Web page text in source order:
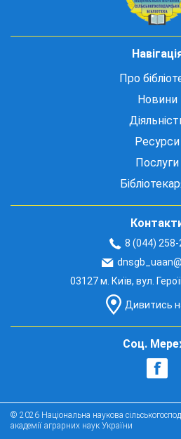
Про
Новини
Ресурси
Послуги
8 (044)
03127 м. Київ, вул.
Дивитись
Соц.
© 2026 Національна наукова
академії аграрних наук України